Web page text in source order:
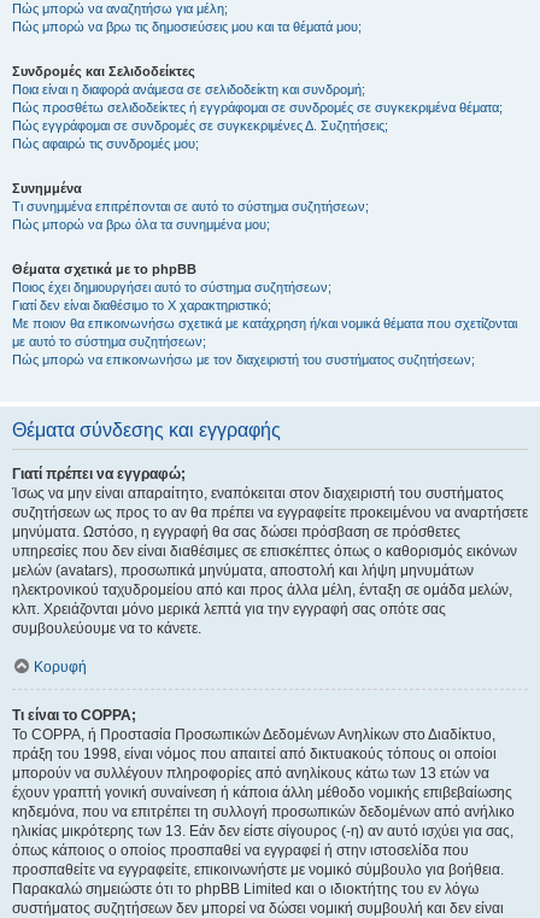
Πώς μπορώ να αναζητήσω για μέλη;
Πώς μπορώ να βρω τις δημοσιεύσεις μου και τα θέματά μου;
Συνδρομές και Σελιδοδείκτες
Ποια είναι η διαφορά ανάμεσα σε σελιδοδείκτη και συνδρομή;
Πώς προσθέτω σελιδοδείκτες ή εγγράφομαι σε συνδρομές σε συγκεκριμένα θέματα;
Πώς εγγράφομαι σε συνδρομές σε συγκεκριμένες Δ. Συζητήσεις;
Πώς αφαιρώ τις συνδρομές μου;
Συνημμένα
Τι συνημμένα επιτρέπονται σε αυτό το σύστημα συζητήσεων;
Πώς μπορώ να βρω όλα τα συνημμένα μου;
Θέματα σχετικά με το phpBB
Ποιος έχει δημιουργήσει αυτό το σύστημα συζητήσεων;
Γιατί δεν είναι διαθέσιμο το Χ χαρακτηριστικό;
Με ποιον θα επικοινωνήσω σχετικά με κατάχρηση ή/και νομικά θέματα που σχετίζονται
με αυτό το σύστημα συζητήσεων;
Πώς μπορώ να επικοινωνήσω με τον διαχειριστή του συστήματος συζητήσεων;
Θέματα σύνδεσης και εγγραφής
Γιατί πρέπει να εγγραφώ;
Ίσως να μην είναι απαραίτητο, εναπόκειται στον διαχειριστή του συστήματος
συζητήσεων ως προς το αν θα πρέπει να εγγραφείτε προκειμένου να αναρτήσετε
μηνύματα. Ωστόσο, η εγγραφή θα σας δώσει πρόσβαση σε πρόσθετες
υπηρεσίες που δεν είναι διαθέσιμες σε επισκέπτες όπως ο καθορισμός εικόνων
μελών (avatars), προσωπικά μηνύματα, αποστολή και λήψη μηνυμάτων
ηλεκτρονικού ταχυδρομείου από και προς άλλα μέλη, ένταξη σε ομάδα μελών,
κλπ. Χρειάζονται μόνο μερικά λεπτά για την εγγραφή σας οπότε σας
συμβουλεύουμε να το κάνετε.
Κορυφή
Τι είναι το COPPA;
Το COPPA, ή Προστασία Προσωπικών Δεδομένων Ανηλίκων στο Διαδίκτυο,
πράξη του 1998, είναι νόμος που απαιτεί από δικτυακούς τόπους οι οποίοι
μπορούν να συλλέγουν πληροφορίες από ανηλίκους κάτω των 13 ετών να
έχουν γραπτή γονική συναίνεση ή κάποια άλλη μέθοδο νομικής επιβεβαίωσης
κηδεμόνα, που να επιτρέπει τη συλλογή προσωπικών δεδομένων από ανήλικο
ηλικίας μικρότερης των 13. Εάν δεν είστε σίγουρος (-η) αν αυτό ισχύει για σας,
όπως κάποιος ο οποίος προσπαθεί να εγγραφεί ή στην ιστοσελίδα που
προσπαθείτε να εγγραφείτε, επικοινωνήστε με νομικό σύμβουλο για βοήθεια.
Παρακαλώ σημειώστε ότι το phpBB Limited και ο ιδιοκτήτης του εν λόγω
συστήματος συζητήσεων δεν μπορεί να δώσει νομική συμβουλή και δεν είναι